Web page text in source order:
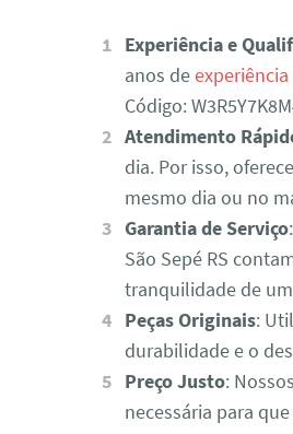
Experiência e
anos deexperiência
Código:
Atendimento
dia. Por isso,
mesmo dia ou no
Garantia de Serviço
São Sepé RS
tranquilidade de
Peças Originais:
durabilidade e o
Preço Justo:
necessária para